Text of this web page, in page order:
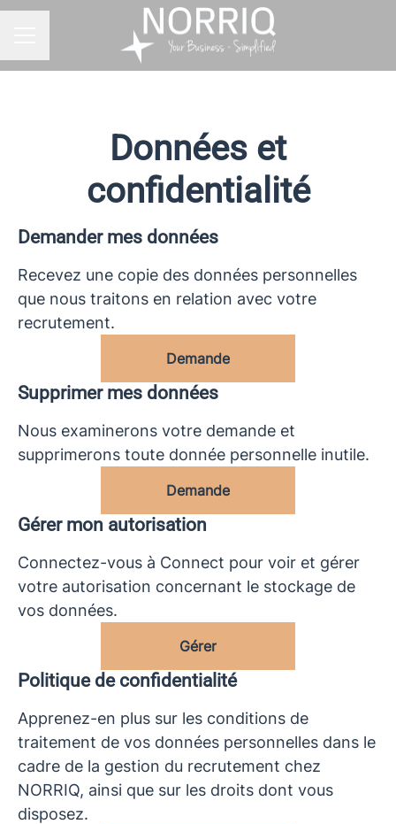
Données et
confidentialité
Demander mes données
Recevez une copie des données personnelles
que nous traitons en relation avec votre
recrutement.
Demande
Supprimer mes données
Nous examinerons votre demande et
supprimerons toute donnée personnelle inutile.
Demande
Gérer mon autorisation
Connectez-vous à Connect pour voir et gérer
votre autorisation concernant le stockage de
vos données.
Gérer
Politique de confidentialité
Apprenez-en plus sur les conditions de
traitement de vos données personnelles dans le
cadre de la gestion du recrutement chez
NORRIQ, ainsi que sur les droits dont vous
disposez.